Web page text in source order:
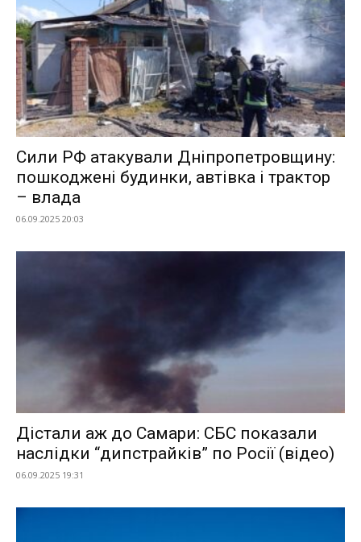
Сили РФ атакували Дніпропетровщину:
пошкоджені будинки, автівка і трактор
– влада
06.09.2025 20:03
Дістали аж до Самари: СБС показали
наслідки “дипстрайків” по Росії (відео)
06.09.2025 19:31